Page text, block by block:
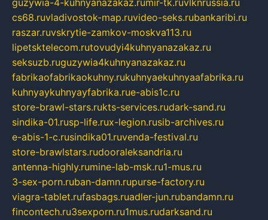
cs68.ruvladivostok-map.ruvideo-seks.rubankaribi.ru
raszar.ruvskrytie-zamkov-moskva113.ru
lipetsktelecom.rutovudyi4kuhnyanazakaz.ru
seksuzb.ruguzywia4kuhnyanazakaz.ru
fabrikaofabrikaokuhny.rukuhnyaekuhnyaafabrika.ru
kuhnyaykuhnyayfabrika.rue-abis1c.ru
store-brawl-stars.rukts-services.rudark-sand.ru
sindika-01.rusp-life.rux-legion.rusib-archives.ru
e-abis-1-c.rusindika01.ruvenda-festival.ru
store-brawlstars.rudooraleksandria.ru
antenna-highly.rumine-lab-msk.ru1-mus.ru
3-sex-porn.ruban-damn.rupurse-factory.ru
viagra-tablet.rufasbags.ruadler-jun.rubandamn.ru
fincontech.ru3sexporn.ru1mus.rudarksand.ru